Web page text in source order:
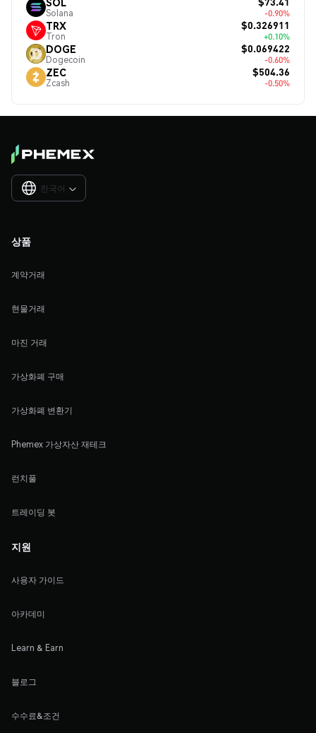
Solana -0.90%
TRX
Tron
$0.326911
+0.10%
DOGE
Dogecoin
$0.069422
-0.60%
ZEC
Zcash
$504.36
-0.50%
한국어 
상품
계약거래
현물거래
마진 거래
가상화폐 구매
가상화폐 변환기
Phemex 가상자산 재테크
런치풀
트레이딩 봇
지원
사용자 가이드
아카데미
Learn & Earn
블로그
수수료&조건